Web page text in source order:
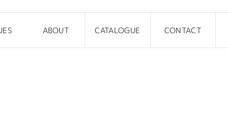
ABOUT CATALOGUE CONTACT